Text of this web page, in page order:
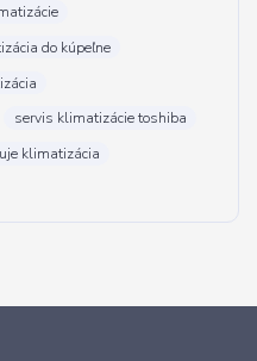
do kúpeľne
servis klimatizácie toshiba
klimatizácia